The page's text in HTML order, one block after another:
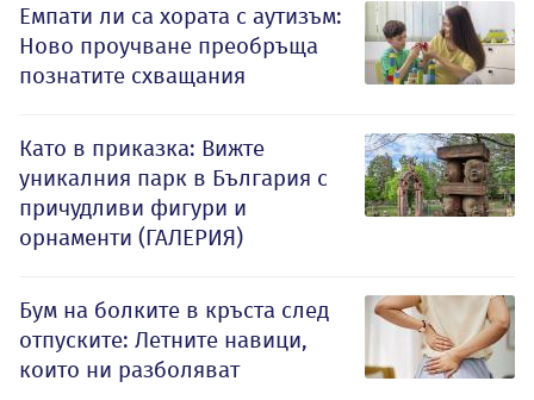
Емпати ли са хората с аутизъм:
Ново проучване преобръща
познатите схващания
Като в приказка: Вижте
уникалния парк в България с
причудливи фигури и
орнаменти (ГАЛЕРИЯ)
Бум на болките в кръста след
отпуските: Летните навици,
които ни разболяват